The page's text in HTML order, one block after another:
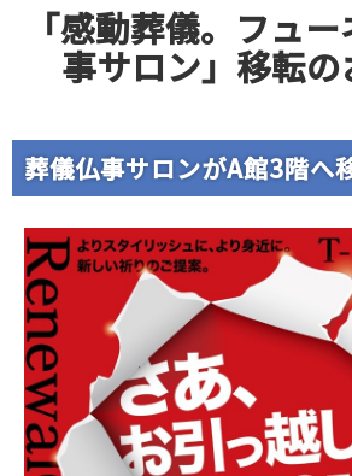
「感動葬儀。フュ
事サロン」移転
葬儀仏事サロンがA館3階へ